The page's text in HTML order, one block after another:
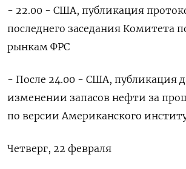
- 22.00 - США, публикация
последнего заседания Комитета
рынкам ФРС
- После 24.00 - США, публикация
изменении запасов нефти за
по версии Американского
Четверг, 22 февраля